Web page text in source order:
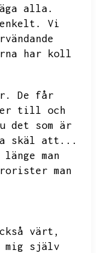
alla.
Vi
har koll
De får
till och
det som är
skäl att...
man
man
värt,
mig själv